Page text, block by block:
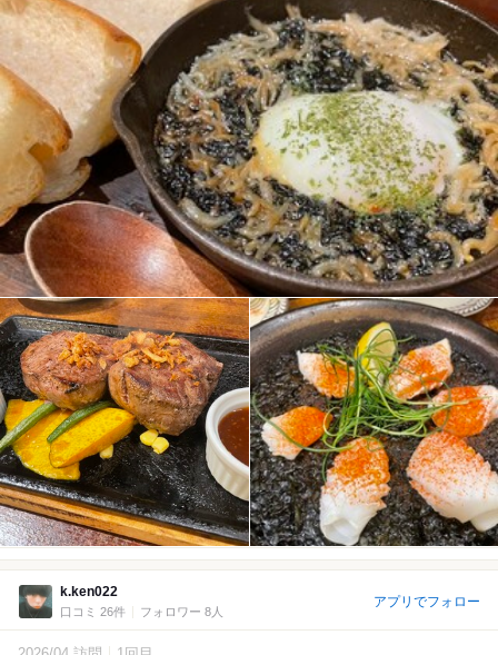
k.ken022
口コミ 26件 フォロワー 8人
アプリでフォロー